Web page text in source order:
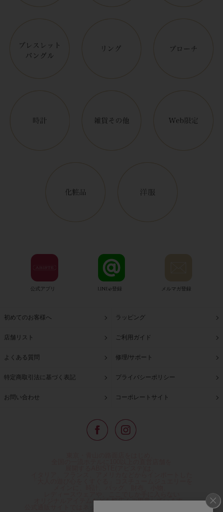
公式アプリ LINE@登録 メルマガ登録
初めてのお客様へ ラッピング
店舗リスト ご利用ガイド
よくある質問 修理/サポート
特定商取引法に基づく表記 プライバシーポリシー
お問い合わせ コーポレートサイト
オリジナルアイテムなどを幅広くご用意しています。